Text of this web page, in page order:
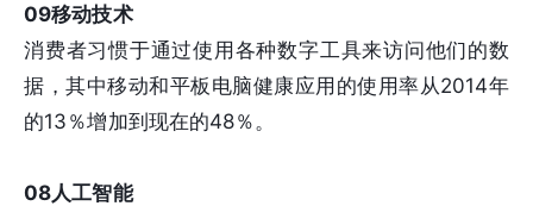
09移动技术
消费者习惯于通过使用各种数字工具来访问他们的数
据，其中移动和平板电脑健康应用的使用率从2014年
的13％增加到现在的48％。
08人工智能